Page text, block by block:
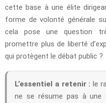
cette base à une élite
forme de volonté générale
cela pose une question
promettre plus de liberté
qui protègent le débat public ?
L’essentiel a retenir : le
ne se résume pas à une